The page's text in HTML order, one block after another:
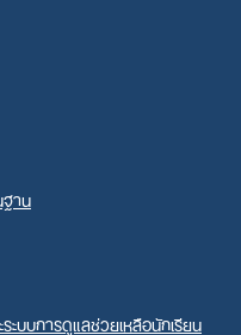
าน
ะบบการดูแลช่วยเหลือนักเรียน